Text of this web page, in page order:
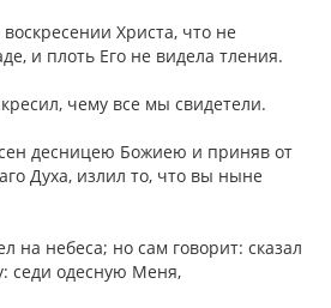
Христа, что не
и плоть Его не видела тления.
чему все мы свидетели.
десницею Божиею и приняв от
Духа, излил то, что вы ныне
на небеса; но сам говорит: сказал
седи одесную Меня,